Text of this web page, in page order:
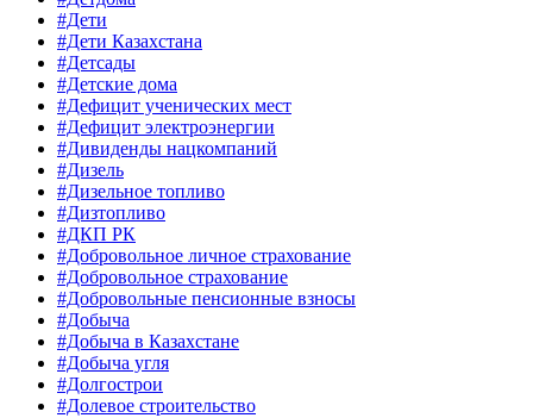
#Дети
#Дети Казахстана
#Детсады
#Детские дома
#Дефицит ученических мест
#Дефицит электроэнергии
#Дивиденды нацкомпаний
#Дизель
#Дизельное топливо
#Дизтопливо
#ДКП РК
#Добровольное личное страхование
#Добровольное страхование
#Добровольные пенсионные взносы
#Добыча
#Добыча в Казахстане
#Добыча угля
#Долгострои
#Долевое строительство